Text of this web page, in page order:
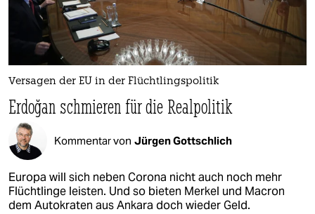
Versagen der EU in der Flüchtlingspolitik
Erdoğan schmieren für die Realpolitik
Kommentar von Jürgen Gottschlich
Europa will sich neben Corona nicht auch noch mehr
Flüchtlinge leisten. Und so bieten Merkel und Macron
dem Autokraten aus Ankara doch wieder Geld.